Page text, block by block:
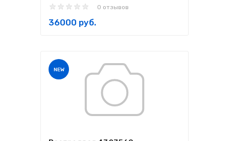
0 отзывов
36000 руб.
NEW